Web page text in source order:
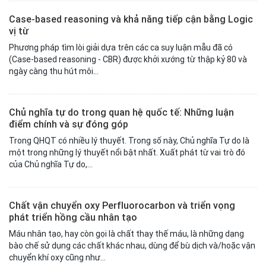
Case-based reasoning và khả năng tiếp cận bằng Logic
vị từ
Phương pháp tìm lòi giải dựa trên các ca suy luận mẫu đã có
(Case-based reasoning - CBR) được khởi xướng từ thập kỷ 80 và
ngày càng thu hút môi...
Chủ nghĩa tự do trong quan hệ quốc tế: Những luận
điểm chính và sự đóng góp
Trong QHQT có nhiều lý thuyết. Trong số này, Chủ nghĩa Tự do là
một trong những lý thuyết nổi bật nhất. Xuất phát từ vai trò đó
của Chủ nghĩa Tự do,...
Chất vận chuyển oxy Perfluorocarbon và triển vọng
phát triển hồng cầu nhân tạo
Máu nhân tạo, hay còn gọi là chất thay thế máu, là những dạng
bào chế sử dụng các chất khác nhau, dùng để bù dịch và/hoặc vận
chuyển khí oxy cũng như...